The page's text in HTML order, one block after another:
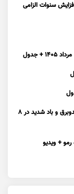
سنوات الزامی
پیش بینی هواشناسی کشور طی پنج روز آینده/ رعدوبرق و باد شدید در ۸
رمو + ویدیو